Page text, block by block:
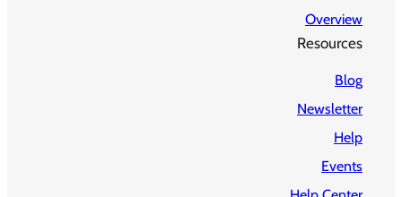
Overview
Resources
Blog
Newsletter
Help
Events